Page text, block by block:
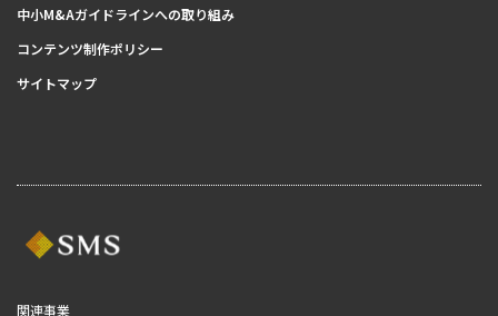
中小M&Aガイドラインへの取り組み
コンテンツ制作ポリシー
サイトマップ
関連事業